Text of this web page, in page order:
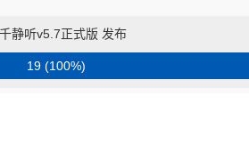
静听v5.7正式版 发布
19 (100%)